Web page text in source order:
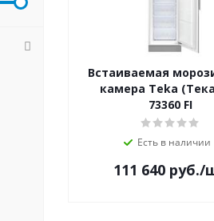
Встаиваемая
камера Teka
73360 FI
Есть в наличии
111 640 руб./